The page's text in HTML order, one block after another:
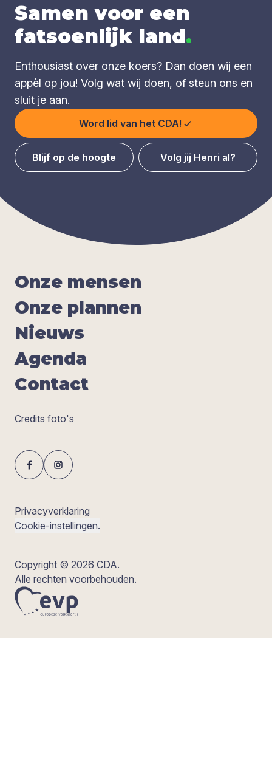
Samen voor een
fatsoenlijk land.
Enthousiast over onze koers? Dan doen wij een
appèl op jou! Volg wat wij doen, of steun ons en
sluit je aan.
Word lid van het CDA!
Blijf op de hoogte Volg jij Henri al?
Onze men­sen
Onze plan­nen
Nieuws
Agen­da
Con­tact
Credits foto's
Privacyverklaring
Cookie-instellingen.
Copyright © 2026 CDA.
Alle rechten voorbehouden.